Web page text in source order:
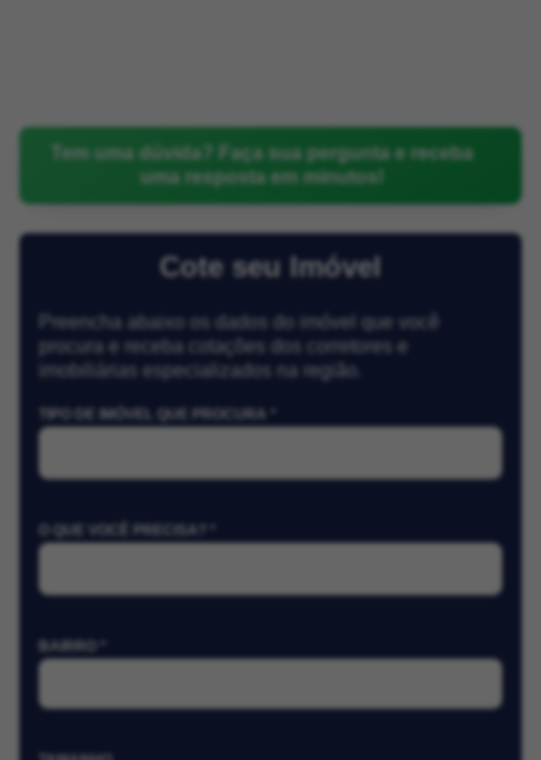
Tem uma dúvida? Faça sua pergunta e receba
uma resposta em minutos!
Cote seu Imóvel
Preencha abaixo os dados do imóvel que você
procura e receba cotações dos corretores e
imobiliárias especializados na região.
TIPO DE IMÓVEL QUE PROCURA *
O QUE VOCÊ PRECISA? *